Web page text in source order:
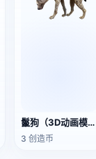
鬣狗（3D动画模型）
3 创造币